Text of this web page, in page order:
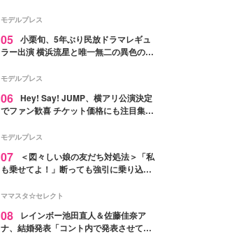
ぎ」「成長を感じる」の声
モデルプレス
05 小栗旬、5年ぶり民放ドラマレギュ
ラー出演 横浜流星と唯一無二の異色のバ
モデルプレス
06 Hey! Say! JUMP、横アリ公演決定
でファン歓喜 チケット価格にも注目集ま
モデルプレス
07
＜図々しい娘の友だち対処法＞「私
も乗せてよ！」断っても強引に乗り込ん
ママスタ☆セレクト
08
レインボー池田直人＆佐藤佳奈ア
ナ、結婚発表「コント内で発表させてい